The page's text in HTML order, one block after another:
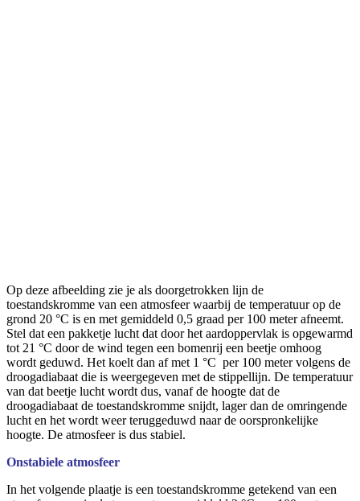
Op deze afbeelding zie je als doorgetrokken lijn de
toestandskromme van een atmosfeer waarbij de temperatuur op de
grond 20 °C is en met gemiddeld 0,5 graad per 100 meter afneemt.
Stel dat een pakketje lucht dat door het aardoppervlak is opgewarmd
tot 21 °C door de wind tegen een bomenrij een beetje omhoog
wordt geduwd. Het koelt dan af met 1 °C per 100 meter volgens de
droogadiabaat die is weergegeven met de stippellijn. De temperatuur
van dat beetje lucht wordt dus, vanaf de hoogte dat de
droogadiabaat de toestandskromme snijdt, lager dan de omringende
lucht en het wordt weer teruggeduwd naar de oorspronkelijke
hoogte. De atmosfeer is dus stabiel.
Onstabiele atmosfeer
In het volgende plaatje is een toestandskromme getekend van een